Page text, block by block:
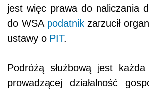
jest więc prawa do naliczania
do WSA podatnikzarzucił
ustawy o PIT.
Podróżą służbową jest
prowadzącej działalność